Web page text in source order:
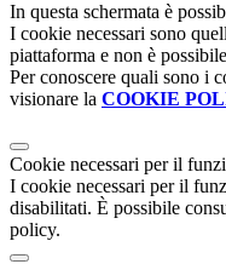
In questa schermata è
I cookie necessari sono
piattaforma e non è
Per conoscere quali sono i
visionare la COOKIE
Cookie necessari per il
I cookie necessari per il
disabilitati. È possibile
policy.